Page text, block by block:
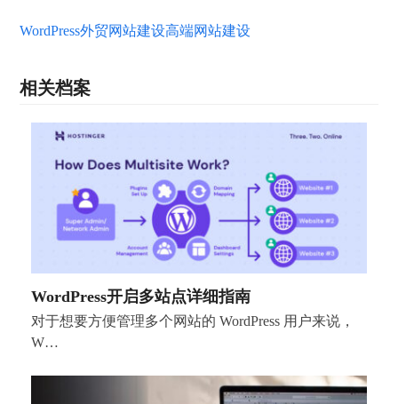
WordPress外贸网站建设高端网站建设
相关档案
WordPress开启多站点详细指南
对于想要方便管理多个网站的 WordPress 用户来说，
W…